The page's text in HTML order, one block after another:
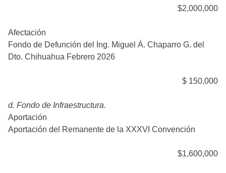
$2,000,000
Afectación
Fondo de Defunción del Ing. Miguel Á. Chaparro G. del
Dto. Chihuahua Febrero 2026
$ 150,000
d. Fondo de Infraestructura.
Aportación
Aportación del Remanente de la XXXVI Convención
$1,600,000